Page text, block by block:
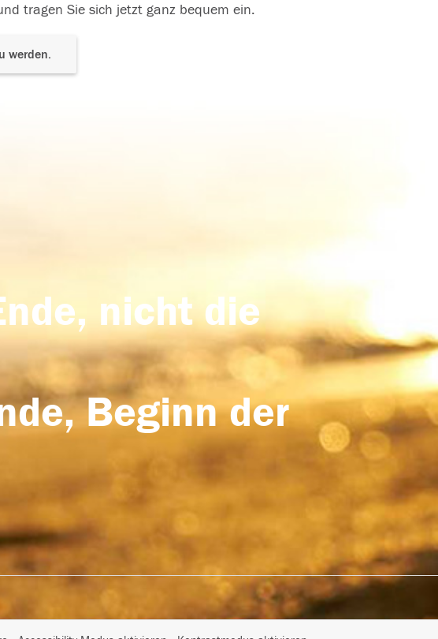
tragen Sie sich jetzt ganz bequem ein.
werden.
nicht die
Beginn der